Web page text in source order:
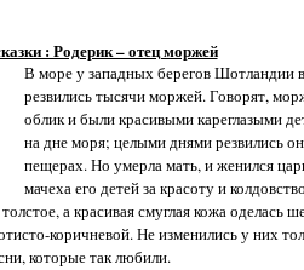
: Родерик – отец моржей
В море у западных берегов Шотландии
резвились тысячи моржей. Говорят,
облик и были красивыми кареглазыми
на дне моря; целыми днями резвились
пещерах. Но умерла мать, и женился
мачеха его детей за красоту и
а красивая смуглая кожа оделась
коричневой. Не изменились у них
которые так любили.